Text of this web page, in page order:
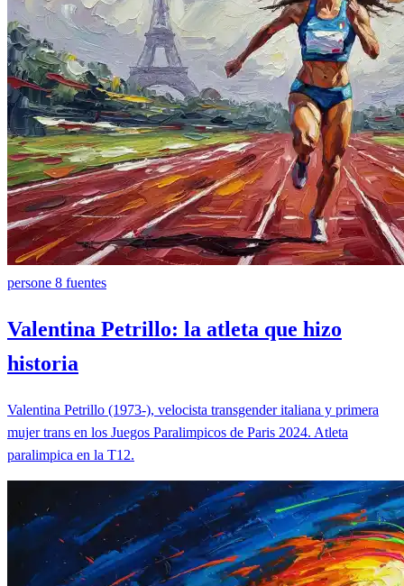
persone 8 fuentes
Valentina Petrillo: la atleta que hizo
historia
Valentina Petrillo (1973-), velocista transgender italiana y primera
mujer trans en los Juegos Paralimpicos de Paris 2024. Atleta
paralimpica en la T12.